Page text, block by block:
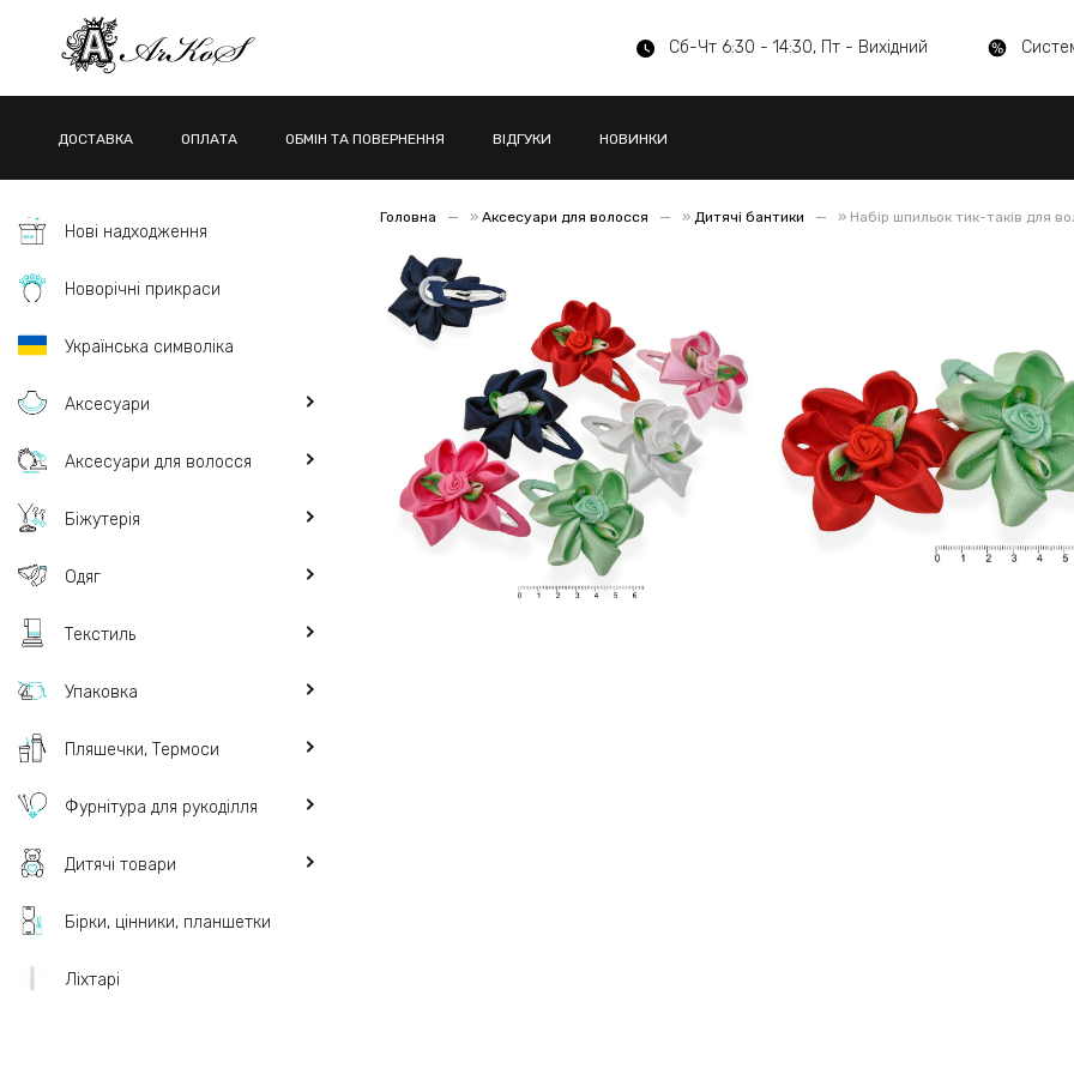
Сб-Чт 6:30 - 14:30, Пт - Вихідний
ДОСТАВКА ОПЛАТА ОБМІН ТА ПОВЕРНЕННЯ ВІДГУКИ НОВИНКИ
Нові надходження
Новорічні прикраси
Українська символіка
Аксесуари
Аксесуари для волосся
Біжутерія
Одяг
Текстиль
Упаковка
Пляшечки, Термоси
Фурнітура для рукоділля
Дитячі товари
Бірки, цінники, планшетки
Ліхтарі
Головна » Аксесуари для волосся » Дитячі бантики » Набір шпильок тик-таків для